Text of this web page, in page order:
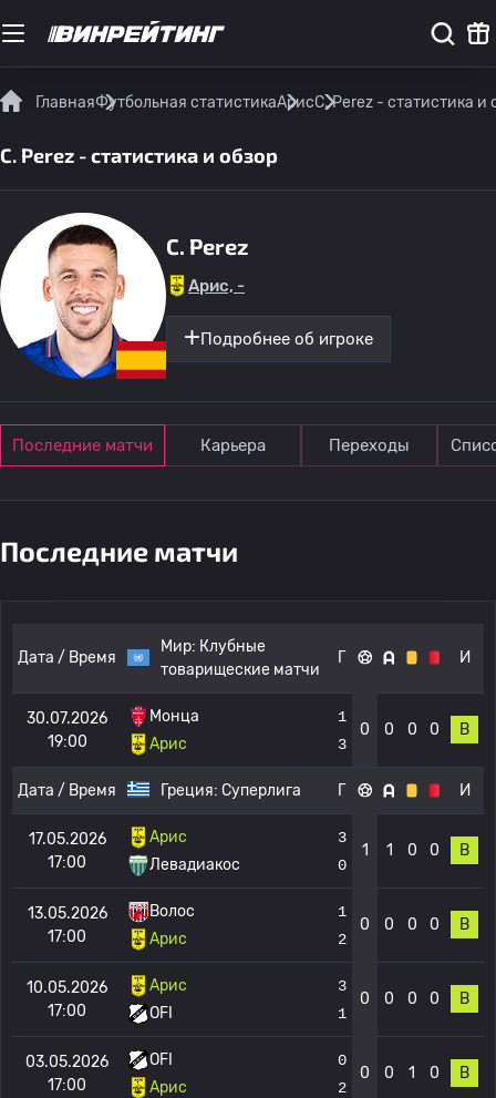
ГлавнаяФутбольная статистикаАрисC. Perez - статистика и
C. Perez - статистика и обзор
C. Perez
Арис, -
Подробнее об игроке
Последние матчи Карьера Переходы
Последние матчи
Дата / Время
Мир: Клубные
товарищеские матчи
Г И
30.07.2026
19:00
Монца
Арис
1
3
0 0 0 0 В
Дата / Время Греция: Суперлига Г И
17.05.2026
17:00
Арис
Левадиакос
3
0
1 1 0 0 В
13.05.2026
17:00
Волос
Арис
1
2
0 0 0 0 В
10.05.2026
17:00
Арис
OFI
3
1
0 0 0 0 В
03.05.2026
17:00
OFI
Арис
0
2
0 0 1 0 В